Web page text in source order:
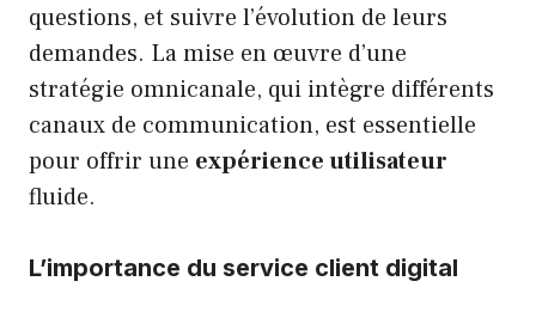
questions, et suivre l’évolution de leurs
demandes. La mise en œuvre d’une
stratégie omnicanale, qui intègre différents
canaux de communication, est essentielle
pour offrir une expérience utilisateur
fluide.
L’importance du service client digital